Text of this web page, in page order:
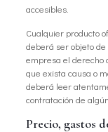
accesibles.
Cualquier producto
deberá ser objeto
empresa el derecho
que exista causa o
deberá leer
contratación de
Precio, gastos